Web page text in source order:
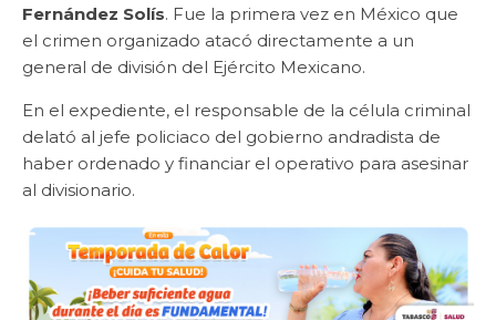
Fernández Solís. Fue la primera vez en México que
el crimen organizado atacó directamente a un
general de división del Ejército Mexicano.
En el expediente, el responsable de la célula criminal
delató al jefe policiaco del gobierno andradista de
haber ordenado y financiar el operativo para asesinar
al divisionario.